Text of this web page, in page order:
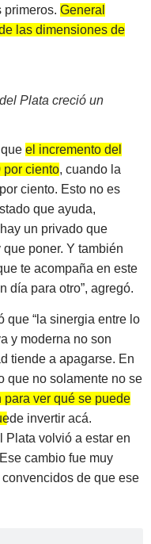
primeros. General
las dimensiones de
Plata creció un
el incremento del
por ciento, cuando la
ciento. Esto no es
que ayuda,
un privado que
poner. Y también
te acompaña en este
día para otro”, agregó.
que “la sinergia entre lo
y moderna no son
tiende a apagarse. En
que no solamente no se
para ver qué se puede
invertir acá.
Plata volvió a estar en
cambio fue muy
de que ese